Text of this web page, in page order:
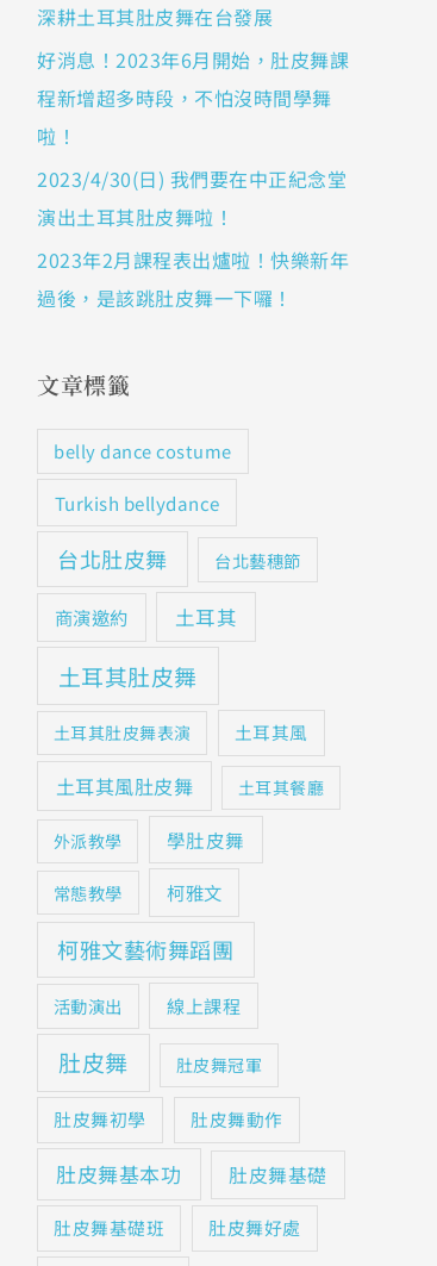
深耕土耳其肚皮舞在台發展
好消息！2023年6月開始，肚皮舞課
程新增超多時段，不怕沒時間學舞
啦！
2023/4/30(日) 我們要在中正紀念堂
演出土耳其肚皮舞啦！
2023年2月課程表出爐啦！快樂新年
過後，是該跳肚皮舞一下囉！
文章標籤
belly dance costume
Turkish bellydance
台北肚皮舞 台北藝穗節
商演邀約 土耳其
土耳其肚皮舞
土耳其肚皮舞表演 土耳其風
土耳其風肚皮舞 土耳其餐廳
外派教學 學肚皮舞
常態教學 柯雅文
柯雅文藝術舞蹈團
活動演出 線上課程
肚皮舞 肚皮舞冠軍
肚皮舞初學 肚皮舞動作
肚皮舞基本功 肚皮舞基礎
肚皮舞基礎班 肚皮舞好處